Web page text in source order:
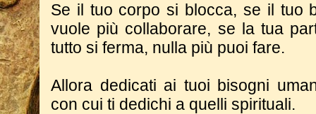
Se il tuo corpo si blocca, se il tuo
vuole più collaborare, se la tua
tutto si ferma, nulla più puoi fare.
Allora dedicati ai tuoi bisogni
con cui ti dedichi a quelli spirituali.